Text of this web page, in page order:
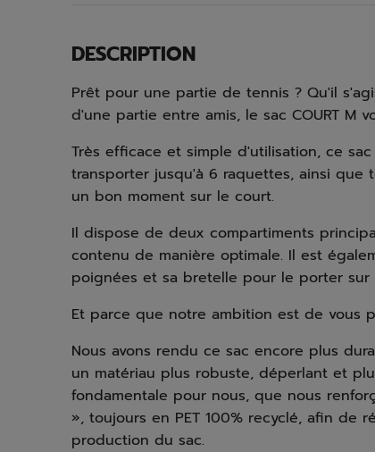
DESCRIPTION
Prêt pour une partie de tennis ? Qu'il
d'une partie entre amis, le sac COURT M
Très efficace et simple d'utilisation, ce
transporter jusqu'à 6 raquettes, ainsi
un bon moment sur le court.
Il dispose de deux compartiments
contenu de manière optimale. Il est
poignées et sa bretelle pour le porter sur
Et parce que notre ambition est de vous
Nous avons rendu ce sac encore plus
un matériau plus robuste, déperlant et
fondamentale pour nous, que nous
», toujours en PET 100% recyclé, afin de
production du sac.